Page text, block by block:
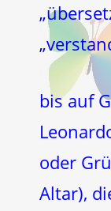
bis auf
oder
Altar),